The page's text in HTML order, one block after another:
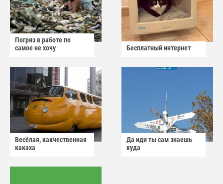
Погряз в работе по
самое не хочу
Бесплатный интернет
Весёлая, какчественная
какаха
Да иди ты сам знаешь
куда